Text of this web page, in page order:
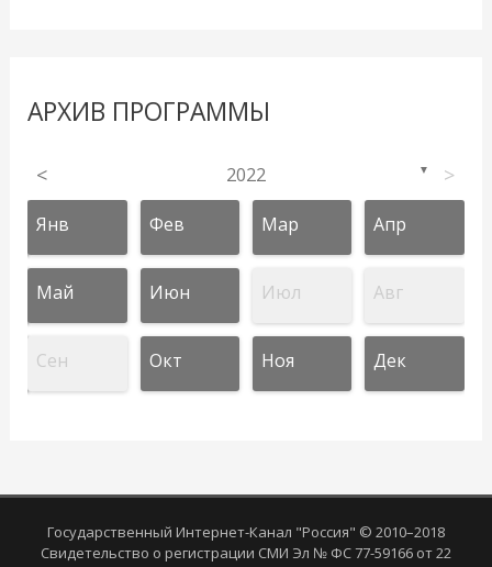
АРХИВ ПРОГРАММЫ
< 2022 ▼ >
Янв Фев Мар Апр
Май Июн Июл Авг
Сен Окт Ноя Дек
Государственный Интернет-Канал "Россия" © 2010–2018
Свидетельство о регистрации СМИ Эл № ФС 77-59166 от 22